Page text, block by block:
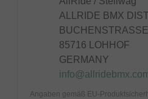
ALLRIDE BMX
85716 LOHHOF
GERMANY
Angaben gemäß EU-